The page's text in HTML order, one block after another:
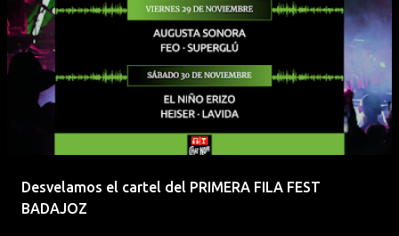
Desvelamos el cartel del PRIMERA FILA FEST
BADAJOZ